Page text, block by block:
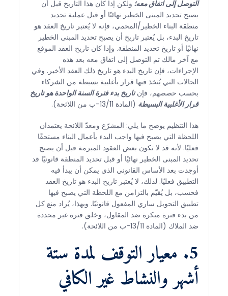
التوصل إلى اتفاق معه؛ ولكن إذا كان هذا التاريخ قبل أن
يصبح تحديد المبنى الخطير نهائيًا أو قبل عملية تحديد
منطقة البناء الخطير/المحمي، فإنه لا يُعتبر تاريخ العقد هو
تاريخ البدء، بل يُعتبر تاريخ أن يصبح تحديد المبنى الخطير
نهائيًا أو تاريخ تحديد المنطقة. وإذا كان تاريخ العقد الموقع
مع آخر مالك تم التوصل إلى اتفاق معه بعد هذه
الإجراءات، فإن تاريخ البدء هو تاريخ ذلك العقد الأخير. وفي
الحالات التي يُتخذ فيها قرار بأغلبية بسيطة من الشركاء
بحسب حصصهم، فإنتاريخ بدء فترة السنة الواحدة هو تاريخ
قرار الأغلبية البسيطة (المادة 13/11-ب من اللائحة).
هذا التنظيم يوضح ما يلي: المشرّع ومعدّ اللائحة يعتمدان
اللحظة التي يصبح فيها واجب البدء بأعمال البناء مستحقًا
فعليًا. لأنه قد لا تكون بعض العقود المبرمة قبل أن يصبح
تحديد المبنى الخطير نهائيًا أو قبل تحديد المنطقة قانونيًا قد
أوجدت بعد الأساس القانوني الذي يمكن أن يبدأ فيه
التطبيق فعليًا. لذلك، لا يُعتبر تاريخ البدء هو تاريخ العقد
فحسب، بل يُقيّم بالتزامن مع اللحظة التي يصبح فيها
تطبيق التحويل ساري المفعول قانونيًا. وبهذا، يُراد منع كل
من بدء فترة مبكرة ضد المقاول، وخلق فترة غير محددة
ضد الملاك (المادة 13/11-ب من اللائحة).
5. معيار التوقف لمدة ستة
أشهر والنشاط غير الكافي